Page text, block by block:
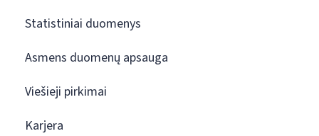
Statistiniai duomenys
Asmens duomenų apsauga
Viešieji pirkimai
Karjera